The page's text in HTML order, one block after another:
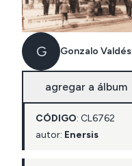
G Gonzalo Valdés
agregar a álbum
CÓDIGO: CL6762
autor: Enersis